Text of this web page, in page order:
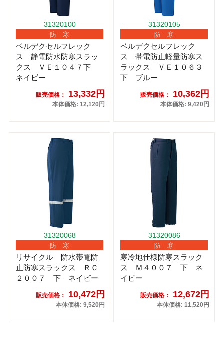
31320100
防 寒
ベルデクセルフレック
ス 静電防水防寒スラッ
クス ＶＥ１０４７下
ネイビー
販売価格： 13,332円
本体価格: 12,120円
31320105
防 寒
ベルデクセルフレック
ス 帯電防止軽量防寒ス
ラックス ＶＥ１０６３
下 ブルー
販売価格： 10,362円
本体価格: 9,420円
31320068
防 寒
リサイクル 防水帯電防
止防寒スラックス ＲＣ
２００７ 下 ネイビー
販売価格： 10,472円
本体価格: 9,520円
31320086
防 寒
寒冷地仕様防寒スラック
ス Ｍ４００７ 下 ネ
イビー
販売価格： 12,672円
本体価格: 11,520円